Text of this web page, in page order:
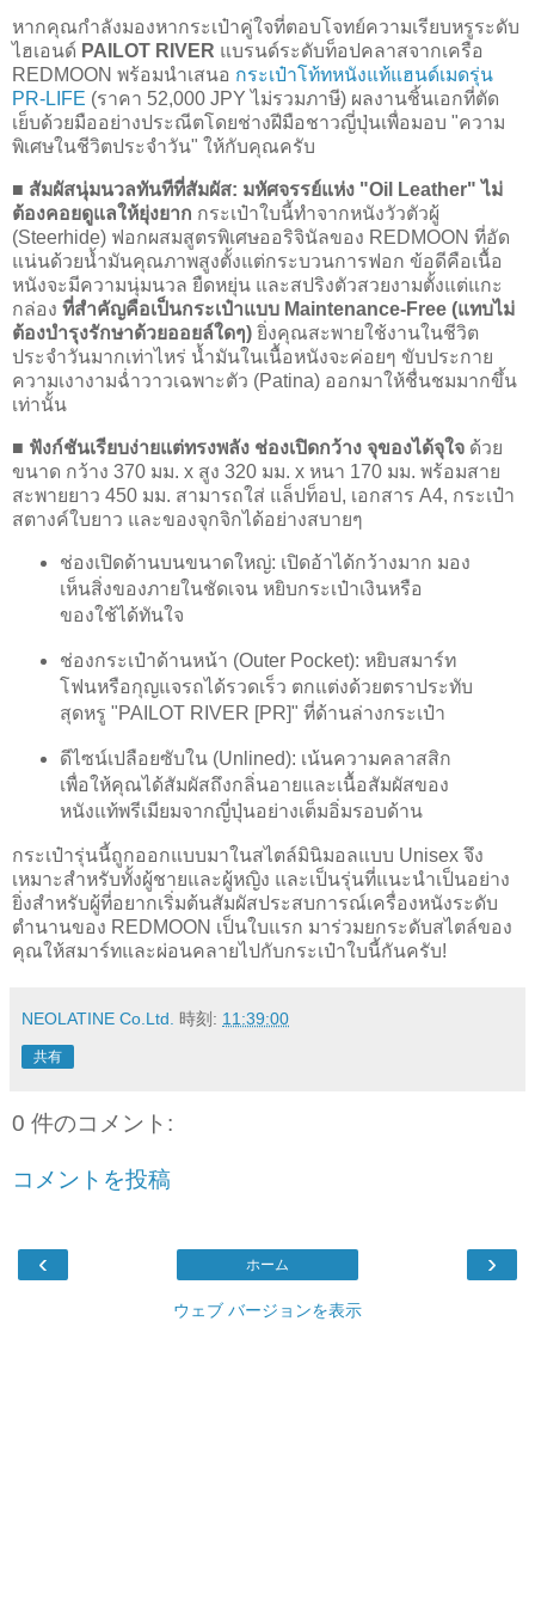
หากคุณกำลังมองหากระเป๋าคู่ใจที่ตอบโจทย์ความเรียบหรูระดับ
ไฮเอนด์ PAILOT RIVER แบรนด์ระดับท็อปคลาสจากเครือ
REDMOON พร้อมนำเสนอ กระเป๋าโท้ทหนังแท้แฮนด์เมดรุ่น
PR-LIFE (ราคา 52,000 JPY ไม่รวมภาษี) ผลงานชิ้นเอกที่ตัด
เย็บด้วยมืออย่างประณีตโดยช่างฝีมือชาวญี่ปุ่นเพื่อมอบ "ความ
พิเศษในชีวิตประจำวัน" ให้กับคุณครับ
■ สัมผัสนุ่มนวลทันทีที่สัมผัส: มหัศจรรย์แห่ง "Oil Leather" ไม่
ต้องคอยดูแลให้ยุ่งยาก กระเป๋าใบนี้ทำจากหนังวัวตัวผู้
(Steerhide) ฟอกผสมสูตรพิเศษออริจินัลของ REDMOON ที่อัด
แน่นด้วยน้ำมันคุณภาพสูงตั้งแต่กระบวนการฟอก ข้อดีคือเนื้อ
หนังจะมีความนุ่มนวล ยืดหยุ่น และสปริงตัวสวยงามตั้งแต่แกะ
กล่อง ที่สำคัญคือเป็นกระเป๋าแบบ Maintenance-Free (แทบไม่
ต้องบำรุงรักษาด้วยออยล์ใดๆ) ยิ่งคุณสะพายใช้งานในชีวิต
ประจำวันมากเท่าไหร่ น้ำมันในเนื้อหนังจะค่อยๆ ขับประกาย
ความเงางามฉ่ำวาวเฉพาะตัว (Patina) ออกมาให้ชื่นชมมากขึ้น
เท่านั้น
■ ฟังก์ชันเรียบง่ายแต่ทรงพลัง ช่องเปิดกว้าง จุของได้จุใจ ด้วย
ขนาด กว้าง 370 มม. x สูง 320 มม. x หนา 170 มม. พร้อมสาย
สะพายยาว 450 มม. สามารถใส่ แล็ปท็อป, เอกสาร A4, กระเป๋า
สตางค์ใบยาว และของจุกจิกได้อย่างสบายๆ
ช่องเปิดด้านบนขนาดใหญ่: เปิดอ้าได้กว้างมาก มอง
เห็นสิ่งของภายในชัดเจน หยิบกระเป๋าเงินหรือ
ของใช้ได้ทันใจ
ช่องกระเป๋าด้านหน้า (Outer Pocket): หยิบสมาร์ท
โฟนหรือกุญแจรถได้รวดเร็ว ตกแต่งด้วยตราประทับ
สุดหรู "PAILOT RIVER [PR]" ที่ด้านล่างกระเป๋า
ดีไซน์เปลือยซับใน (Unlined): เน้นความคลาสสิก
เพื่อให้คุณได้สัมผัสถึงกลิ่นอายและเนื้อสัมผัสของ
หนังแท้พรีเมียมจากญี่ปุ่นอย่างเต็มอิ่มรอบด้าน
กระเป๋ารุ่นนี้ถูกออกแบบมาในสไตล์มินิมอลแบบ Unisex จึง
เหมาะสำหรับทั้งผู้ชายและผู้หญิง และเป็นรุ่นที่แนะนำเป็นอย่าง
ยิ่งสำหรับผู้ที่อยากเริ่มต้นสัมผัสประสบการณ์เครื่องหนังระดับ
ตำนานของ REDMOON เป็นใบแรก มาร่วมยกระดับสไตล์ของ
คุณให้สมาร์ทและผ่อนคลายไปกับกระเป๋าใบนี้กันครับ!
NEOLATINE Co.Ltd. 時刻: 11:39:00
共有
0 件のコメント:
コメントを投稿
‹ ›
ホーム
ウェブ バージョンを表示